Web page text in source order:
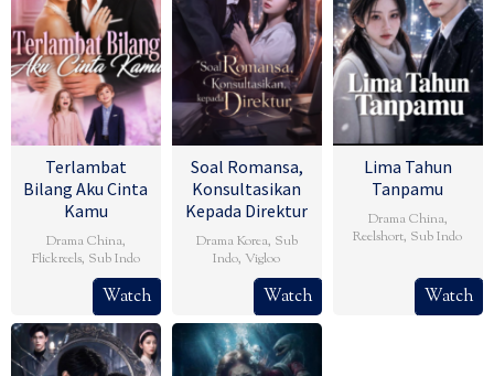
Terlambat
Bilang Aku Cinta
Kamu
Drama China,
Flickreels, Sub Indo
Watch
Soal Romansa,
Konsultasikan
Kepada Direktur
Drama Korea, Sub
Indo,Vigloo
Watch
Lima Tahun
Tanpamu
Drama China,
Reelshort, Sub Indo
Watch